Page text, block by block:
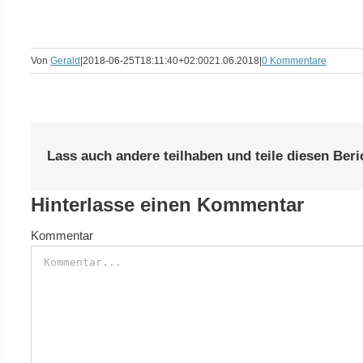
Von Gerald 2018-06-25T18:11:40+02:0021.06.2018 0 Kommentare
Lass auch andere teilhaben und teile diesen
Hinterlasse einen Kommentar
Kommentar